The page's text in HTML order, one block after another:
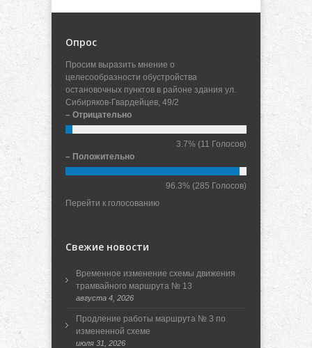
Опрос
Просим выразить мнение о
целесообразности обустройства
остановочных пунктов в районе здания ул.
Сибиряков-Гвардейцев, 49/2
– Отрицательно
3.7% (11 Голосов)
– Положительно
96.3% (285 Голосов)
Перейти к голосованию
Свежие новости
Временное изменение схемы движения
трамвайного маршрута № 13
августа 4, 2026
Продление работы маршрута № 3 по
измененной схеме
июля 31, 2026